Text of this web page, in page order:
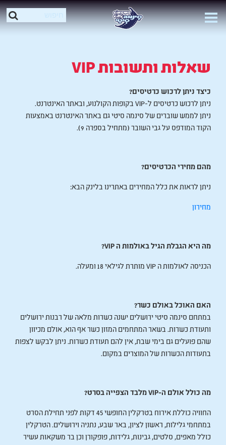
שאלות ותשובות VIP
כיצד ניתן לרכוש כרטיסים?
ניתן לרכוש כרטיסים ל-VIP בקופות הקולנוע, ובאתר האינטרנט.
ניתן לממש שוברים של סינמה סיטי גם באתר האינטרנט באמצעות
הקוד המודפס על גבי השובר (מתחיל בספרה 9).
מהם מחירי הכרטיסים?
ניתן לראות את כלל המחירים באתרינו בלינק הבא:
מחירון
מה היא הגבלת הגיל באולמות ה VIP?
הכניסה לאולמות ה VIP מותרת לגילאי 18 ומעלה.
האם האוכל באולם כשר?
במתחם סינמה סיטי ירושלים ישנה כשרות מלאה של רבנות ירושלים
ותעודת כשרות. בשאר המתחמים המזון כשר אף הוא, אולם מכיוון
שהם פועלים גם בימי שבת, אין להם תעודת כשרות. ניתן לבקש לצפות
בתעודות הכשרות של המוצרים במקום.
מה כולל אולם ה-VIP מלבד הצפייה בסרט?
החוויה כוללת אירוח בטרקלין החופשי 45 דקות לפני תחילת הסרט
במתחמי גלילות, ראשון לציון, באר שבע, נתניה וירושלים. הטרקלין
כולל מאפים, סלטים, גבינות, גלידות, פופקורן וכן בר משקאות עשיר